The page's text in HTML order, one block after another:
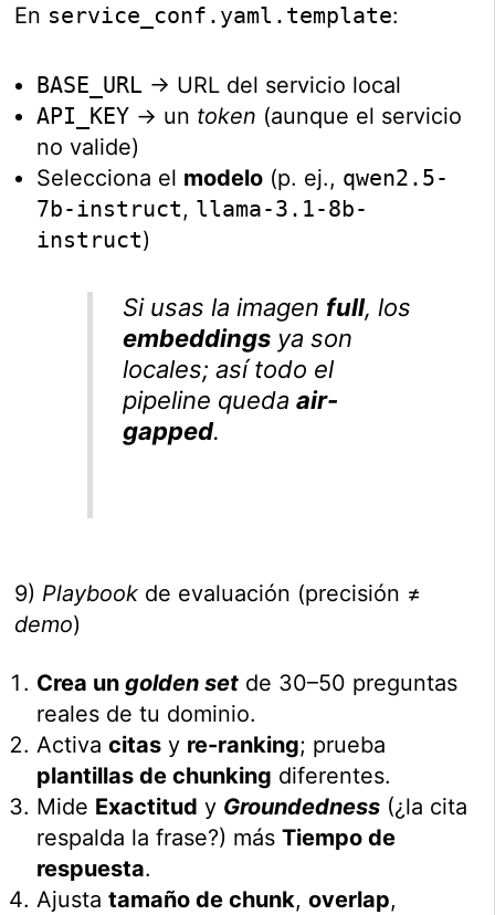
En service_conf.yaml.template:
BASE_URL → URL del servicio local
API_KEY → un token (aunque el servicio
no valide)
Selecciona el modelo (p. ej., qwen2.5-
7b-instruct, llama-3.1-8b-
instruct)
Si usas la imagen full, los
embeddingsya son
locales; así todo el
pipeline queda air-
gapped.
9) Playbook de evaluación (precisión ≠
demo)
Crea ungolden set de 30–50 preguntas
reales de tu dominio.
Activacitas y re-ranking; prueba
plantillas de chunking diferentes.
Mide Exactitud y Groundedness (¿la cita
respalda la frase?) másTiempo de
respuesta.
Ajustatamaño de chunk,overlap,